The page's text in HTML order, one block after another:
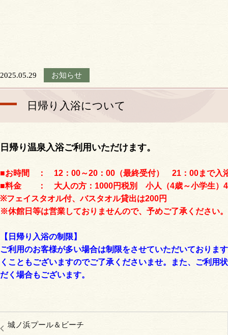
2025.05.29 お知らせ
日帰り入浴について
日帰り温泉入浴ご利用いただけます。
■お時間 ： 12：00～20：00（最終受付） 21：00まで入
■料金 ： 大人の方：1000円税別 小人（4歳～小学生）
※フェイスタオル付、バスタオル貸出は200円
​※休館日等は営業しておりませんので、予めご了承ください。
【日帰り入浴の制限】
ご利用のお客様が多い場合は制限をさせていただいておりま
くこともございますのでご了承くださいませ。また、ご利用
だく場合もございます。
城ノ浜プール＆ビーチ